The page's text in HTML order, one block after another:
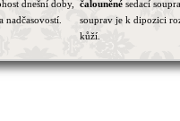
dnešní doby,
nadčasovostí.
čalouněnésedací
souprav je k dipozici
kůží.